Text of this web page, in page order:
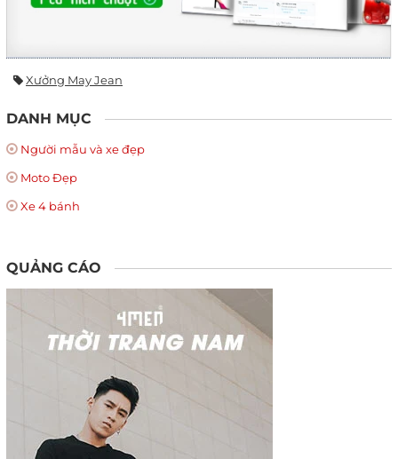
Xưởng May Jean
DANH MỤC
Người mẫu và xe đẹp
Moto Đẹp
Xe 4 bánh
QUẢNG CÁO